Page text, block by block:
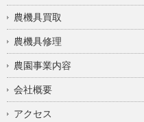
農機具買取
農機具修理
農園事業内容
会社概要
アクセス